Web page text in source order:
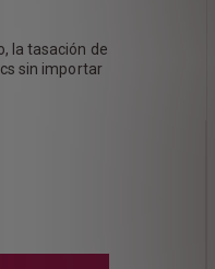
la tasación de
sin importar